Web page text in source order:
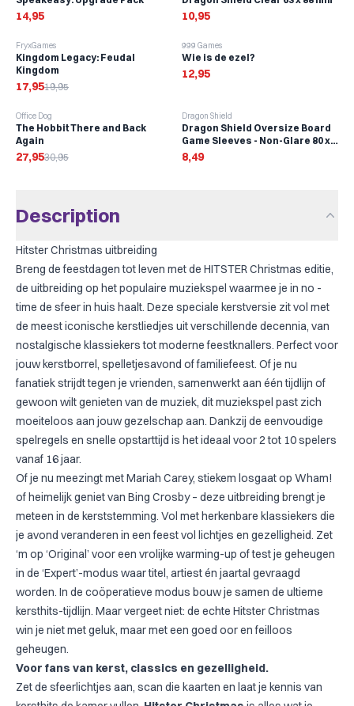
14,95 10,95
-10%
FryxGames
Kingdom Legacy: Feudal
Kingdom
17,9519,95
999 Games
Wie is de ezel?
12,95
-10 %
Office Dog
The Hobbit There and Back
Again
27,9530,95
Dragon Shield
Dragon Shield Oversize Board
Game Sleeves - Non-Glare 80 x
120 mm (100 stuks)
8,49
Description
Hitster Christmas uitbreiding
Breng de feestdagen tot leven met de HITSTER Christmas editie,
de uitbreiding op het populaire muziekspel waarmee je in no -
time de sfeer in huis haalt. Deze speciale kerstversie zit vol met
de meest iconische kerstliedjes uit verschillende decennia, van
nostalgische klassiekers tot moderne feestknallers. Perfect voor
jouw kerstborrel, spelletjesavond of familiefeest. Of je nu
fanatiek strijdt tegen je vrienden, samenwerkt aan één tijdlijn of
gewoon wilt genieten van de muziek, dit muziekspel past zich
moeiteloos aan jouw gezelschap aan. Dankzij de eenvoudige
spelregels en snelle opstarttijd is het ideaal voor 2 tot 10 spelers
vanaf 16 jaar.
Of je nu meezingt met Mariah Carey, stiekem losgaat op Wham!
of heimelijk geniet van Bing Crosby – deze uitbreiding brengt je
meteen in de kerststemming. Vol met herkenbare klassiekers die
je avond veranderen in een feest vol lichtjes en gezelligheid. Zet
‘m op ‘Original’ voor een vrolijke warming-up of test je geheugen
in de ‘Expert’-modus waar titel, artiest én jaartal gevraagd
worden. In de coöperatieve modus bouw je samen de ultieme
kersthits-tijdlijn. Maar vergeet niet: de echte Hitster Christmas
win je niet met geluk, maar met een goed oor en feilloos
geheugen.
Voor fans van kerst, classics en gezelligheid.
Zet de sfeerlichtjes aan, scan die kaarten en laat je kennis van